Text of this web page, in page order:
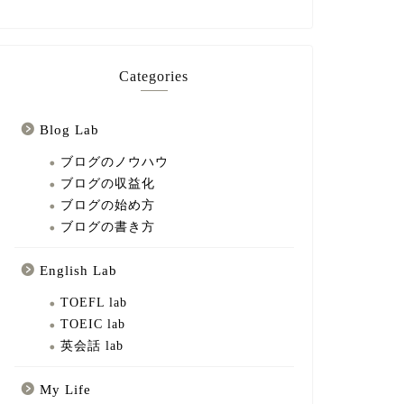
Categories
Blog Lab
ブログのノウハウ
ブログの収益化
ブログの始め方
ブログの書き方
English Lab
TOEFL lab
TOEIC lab
英会話 lab
My Life